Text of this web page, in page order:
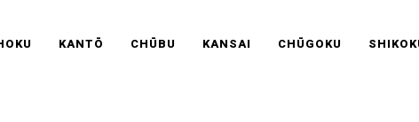
FRANCE
KANTŌ CHŪBU KANSAI CHŪGOKU